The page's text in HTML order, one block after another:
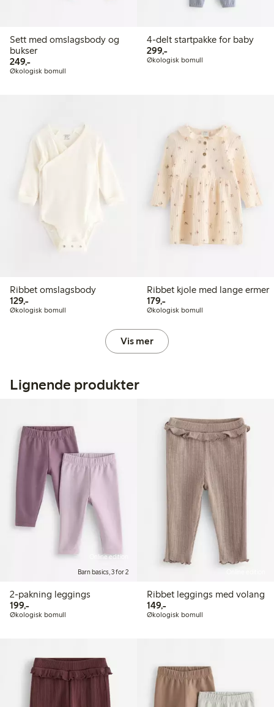
Sett med omslagsbody og
bukser
249,-249,00 kr
Økologisk bomull
4-delt startpakke for baby
299,-299,00 kr
Økologisk bomull
Ribbet omslagsbody
129,-129,00 kr
Økologisk bomull
Ribbet kjole med lange ermer
179,-179,00 kr
Økologisk bomull
Vis mer
Lignende produkter
Online edition
Barn basics, 3 for 2
2-pakning leggings
199,-199,00 kr
Økologisk bomull
Ribbet leggings med volang
149,-149,00 kr
Økologisk bomull